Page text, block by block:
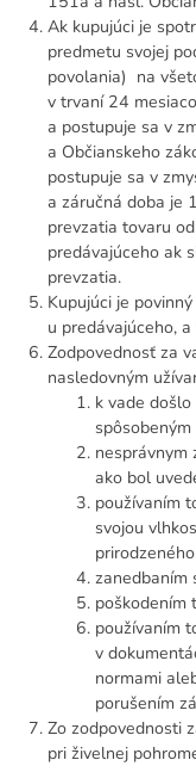
Ak kupujúci je
predmetu svojej
povolania) na
v trvaní 24
a postupuje sa v
a Občianskeho
postupuje sa v
a záručná doba je
prevzatia tovaru
predávajúceho ak
prevzatia.
Kupujúci je
u predávajúceho,
Zodpovednosť za
nasledovným
k vade
nesprávnym
ako bol
používaním
svojou
zanedbaním
poškodením
používaním
v
normami
porušením
Zo zodpovednosti
pri živelnej